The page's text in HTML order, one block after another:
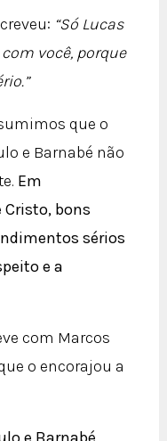
“Só Lucas
você, porque
que o
e Barnabé não
Em
bons
sérios
e a
com Marcos
o encorajou a